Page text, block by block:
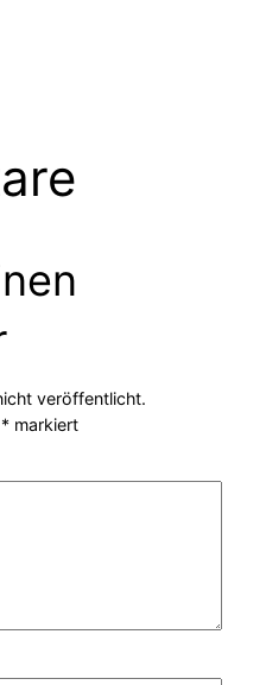
veröffentlicht.
*markiert